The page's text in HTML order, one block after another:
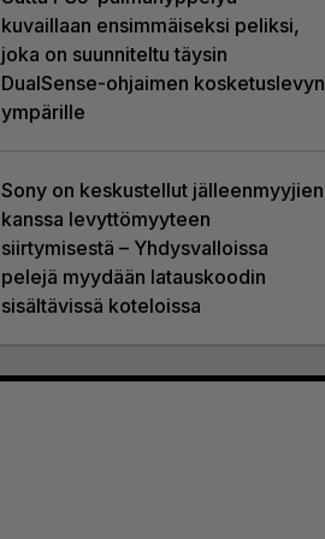
kuvaillaan ensimmäiseksi peliksi,
joka on suunniteltu täysin
DualSense-ohjaimen kosketuslevyn
ympärille
Sony on keskustellut jälleenmyyjien
kanssa levyttömyyteen
siirtymisestä – Yhdysvalloissa
pelejä myydään latauskoodin
sisältävissä koteloissa